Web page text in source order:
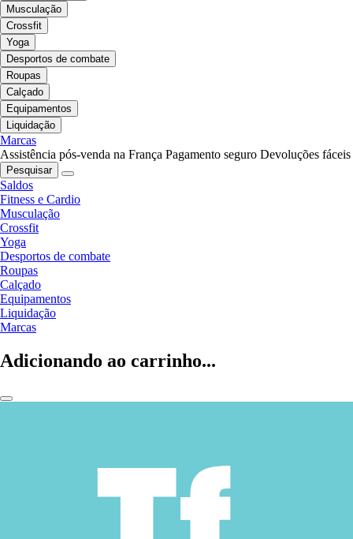
Musculação
Crossfit
Yoga
Desportos de combate
Roupas
Calçado
Equipamentos
Liquidação
Marcas
Assistência pós-venda na França Pagamento seguro Devoluções fáceis
Pesquisar
Saldos
Fitness e Cardio
Musculação
Crossfit
Yoga
Desportos de combate
Roupas
Calçado
Equipamentos
Liquidação
Marcas
Adicionando ao carrinho...